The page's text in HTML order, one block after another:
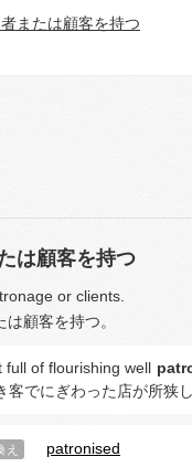
または顧客を持つ
は顧客を持つ
or clients.
顧客を持つ。
full of flourishing well
客でにぎわった店が所狭
え patronised